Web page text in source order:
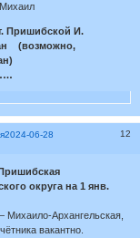
Пришибской И.
(возможно,
12
2024-06-28
округа на 1 янв.
Михаило-Архангельская,
вакантно.